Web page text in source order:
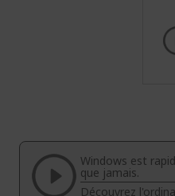
de
Galerie
d’images
Windows est
que jamais.
Découvrez